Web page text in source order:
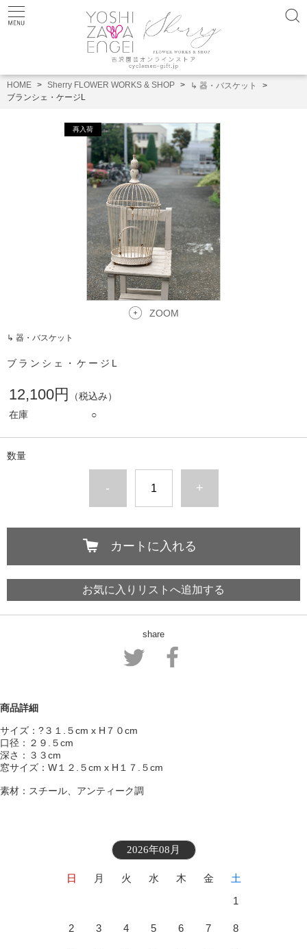
HOME Sherry FLOWER WORKS & SHOP
↳ 器・バスケット
ブランシェ・ケージL
ZOOM
↳ 器・バスケット
ブランシェ・ケージL
12,100円
（税込み）
在庫
○
数量
- +
カートに入れる
お気に入りリストへ追加する
share
商品詳細
サイズ：?３１.５cm x H７０cm
口径：２９.５cm
深さ：３３cm
窓サイズ：W１２.５cm x H１７.５cm
素材：スチール、アンティーク調
2026年08月
日 月 火 水 木 金
土
1
2 3 4 5 6 7 8